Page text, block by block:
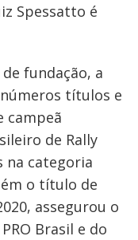
Spessatto é
fundação, a
títulos e
campeã
de Rally
na categoria
o título de
assegurou o
Brasil e do